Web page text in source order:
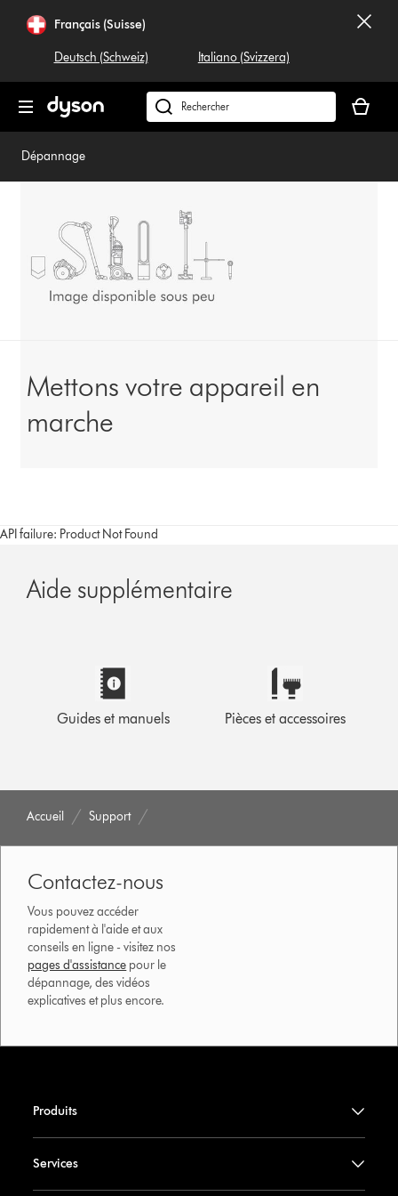
Français (Suisse)
Deutsch (Schweiz) Italiano (Svizzera)
Rechercher
dyson.ch
panier
est
Dépannage
Mettons votre appareil en
marche
API failure: Product Not Found
Aide supplémentaire
Guides et manuels Pièces et accessoires
Accueil Support
Contactez-nous
Vous pouvez accéder
rapidement à l'aide et aux
conseils en ligne - visitez nos
pages d'assistance pour le
dépannage, des vidéos
explicatives et plus encore.
Produits
Services